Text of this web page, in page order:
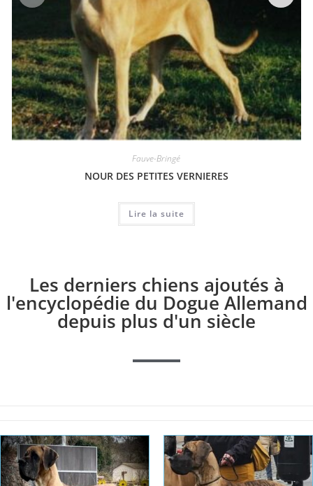
Fauve-Bringé
NOUR DES PETITES VERNIERES
Lire la suite
Les derniers chiens ajoutés à
l'encyclopédie du Dogue Allemand
depuis plus d'un siècle